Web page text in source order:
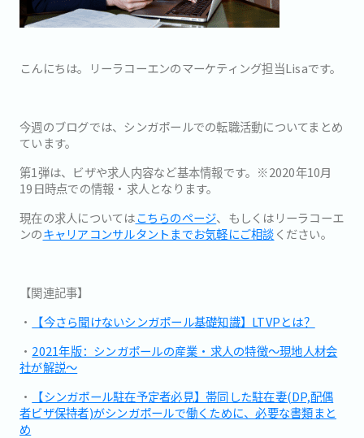
こんにちは。リーラコーエンのマーケティング担当Lisaです。
今週のブログでは、シンガポールでの転職活動についてまとめ
ています。
第1弾は、ビザや求人内容など基本情報です。※2020年10月
19日時点での情報・求人となります。
現在の求人についてはこちらのページ、もしくはリーラコーエ
ンのキャリアコンサルタントまでお気軽にご相談ください。
【関連記事】
・
【今さら聞けないシンガポール基礎知識】LTVPとは？
・ 2021年版：シンガポールの産業・求人の特徴～現地人材会
社が解説～
・
【シンガポール駐在予定者必見】帯同した駐在妻(DP,配偶
者ビザ保持者)がシンガポールで働くために、必要な書類まと
め